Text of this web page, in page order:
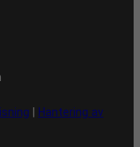
Hantering av